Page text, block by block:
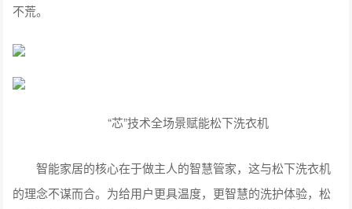
不荒。
“芯”技术全场景赋能松下洗衣机
智能家居的核心在于做主人的智慧管家，这与松下洗衣机
的理念不谋而合。为给用户更具温度，更智慧的洗护体验，松